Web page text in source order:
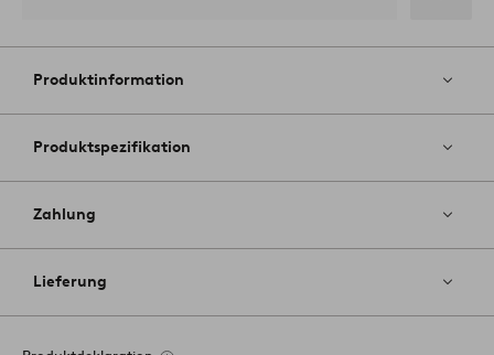
Favoriten
Produktinformation
Produktspezifikation
Zahlung
Lieferung